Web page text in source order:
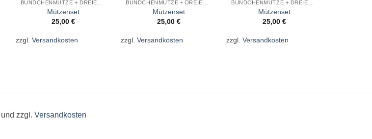
Mützenset
25,00€
zzgl. Versandkosten
Mützenset
25,00 €
zzgl.Versandkosten
Mützenset
25,00 €
zzgl.Versandkosten
zzgl. Versandkosten